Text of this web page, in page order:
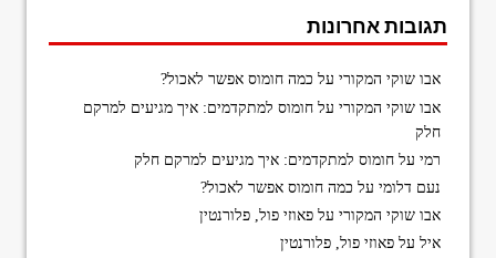
תגובות אחרונות
אבו שוקי המקורי על כמה חומוס אפשר לאכול?
אבו שוקי המקורי עלחומוס למתקדמים: איך מגיעים למרקם
חלק
רמי עלחומוס למתקדמים: איך מגיעים למרקם חלק
נעם דלומי על כמה חומוס אפשר לאכול?
אבו שוקי המקורי עלפאוזי פול, פלורנטין
איל עלפאוזי פול, פלורנטין